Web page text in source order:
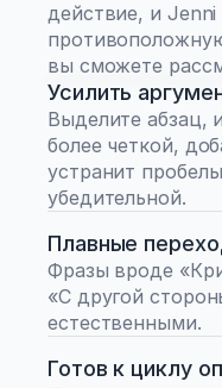
действие, и
вы сможете
Усилить
Выделите абзац,
более четкой,
устранит
убедительной.
Плавные
Фразы вроде
«С другой
естественными.
Готов к циклу